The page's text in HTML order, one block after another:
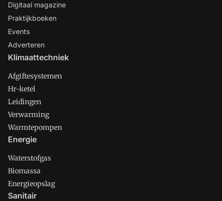
Digitaal magazine
Praktijkboeken
Events
Adverteren
Klimaattechniek
Afgiftesystemen
Hr-ketel
Leidingen
Verwarming
Warmtepompen
Energie
Waterstofgas
Biomassa
Energieopslag
Sanitair